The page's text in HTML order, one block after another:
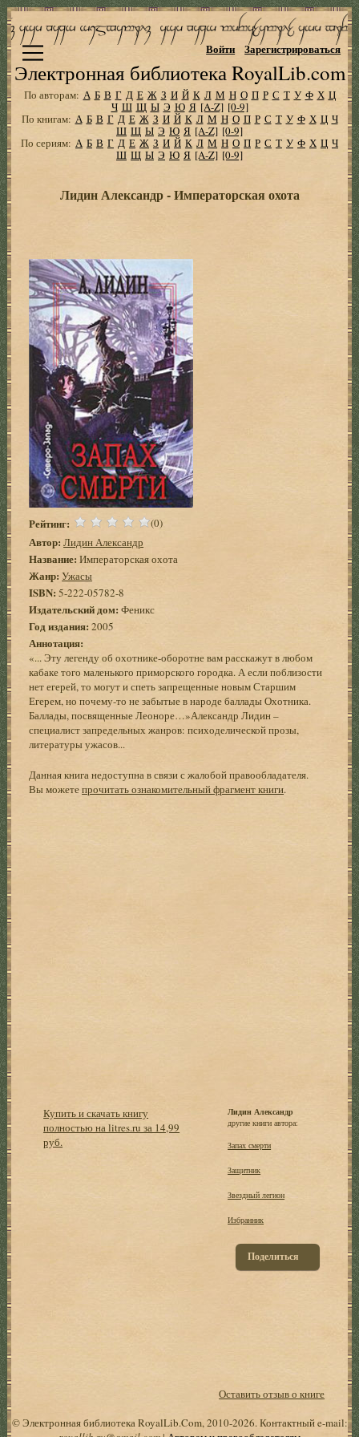
Электронная библиотека RoyalLib.com
Войти Зарегистрироваться
По авторам: А Б В Г Д Е Ж З И Й К Л М Н О П Р С Т У Ф Х Ц
Ч Ш Щ Ы Э Ю Я [A-Z] [0-9]
По книгам: А Б В Г Д Е Ж З И Й К Л М Н О П Р С Т У Ф Х Ц Ч
Ш Щ Ы Э Ю Я [A-Z] [0-9]
По сериям: А Б В Г Д Е Ж З И Й К Л М Н О П Р С Т У Ф Х Ц Ч
Ш Щ Ы Э Ю Я [A-Z] [0-9]
Лидин Александр - Императорская охота
Рейтинг: (0)
Автор: Лидин Александр
Название: Императорская охота
Жанр: Ужасы
ISBN: 5-222-05782-8
Издательский дом: Феникс
Год издания: 2005
Аннотация:
«... Эту легенду об охотнике-оборотне вам расскажут в любом
кабаке того маленького приморского городка. А если поблизости
нет егерей, то могут и спеть запрещенные новым Старшим
Егерем, но почему-то не забытые в народе баллады Охотника.
Баллады, посвященные Леоноре…»Александр Лидин –
специалист запредельных жанров: психоделической прозы,
литературы ужасов...
Данная книга недоступна в связи с жалобой правообладателя.
Вы можетепрочитать ознакомительный фрагмент книги.
Купить и скачать книгу
полностью на litres.ru за 14,99
руб.
Лидин Александр
другие книги автора:
Запах смерти
Защитник
Звездный легион
Избранник
Поделиться
Оставить отзыв о книге
© Электронная библиотека RoyalLib.Com, 2010-2026. Контактный e-mail: